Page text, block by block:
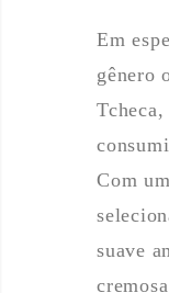
Em
gênero
Com
suave